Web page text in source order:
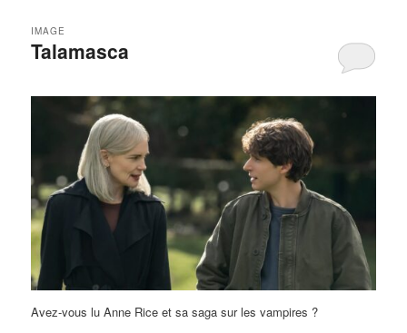
Talamasca
IMAGE
Avez-vous lu Anne Rice et sa saga sur les vampires ?